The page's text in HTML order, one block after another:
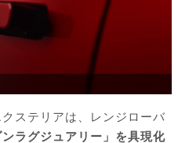
ステリアは、レンジローバ
ンラグジュアリー」を具現化